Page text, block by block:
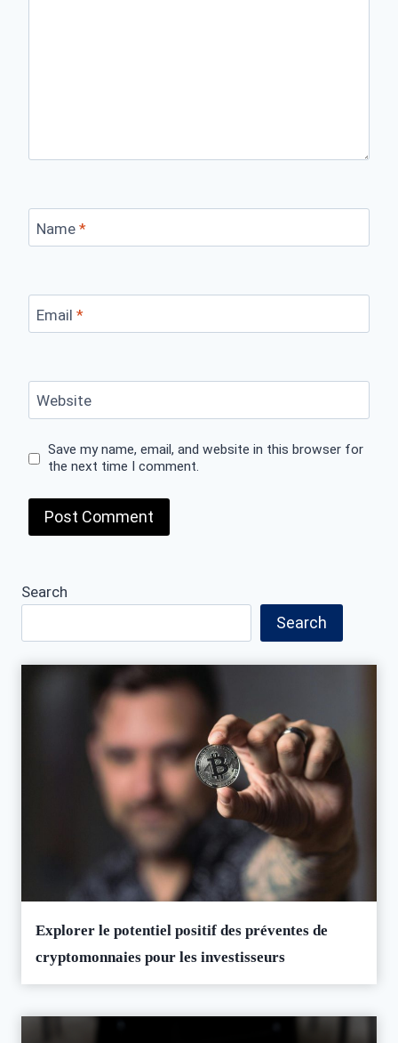
Name *
Email *
Website
Save my name, email, and website in this browser for
the next time I comment.
Search
Search
Explorer le potentiel positif des préventes de
cryptomonnaies pour les investisseurs